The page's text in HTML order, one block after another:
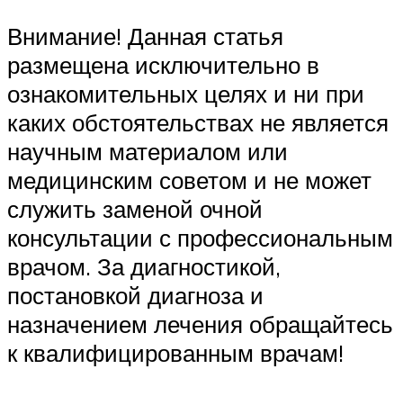
Внимание! Данная статья
размещена исключительно в
ознакомительных целях и ни при
каких обстоятельствах не является
научным материалом или
медицинским советом и не может
служить заменой очной
консультации с профессиональным
врачом. За диагностикой,
постановкой диагноза и
назначением лечения обращайтесь
к квалифицированным врачам!